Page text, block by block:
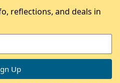
reflections, and deals in